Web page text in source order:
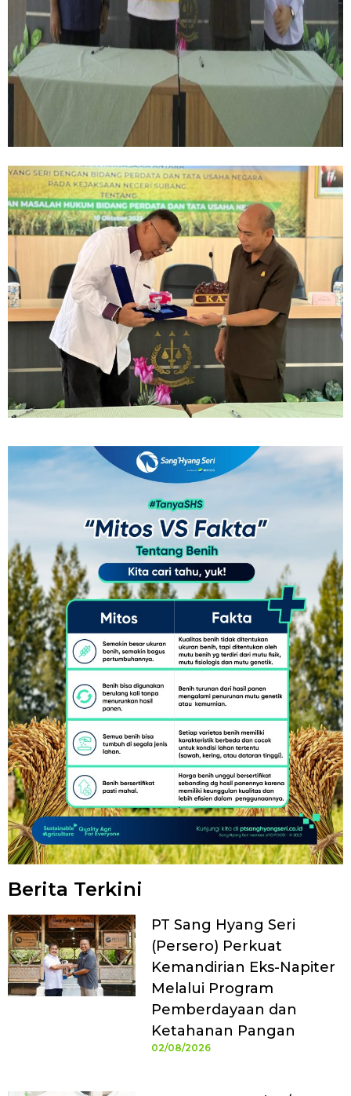
Berita Terkini
PT Sang Hyang Seri
(Persero) Perkuat
Kemandirian Eks-Napiter
Melalui Program
Pemberdayaan dan
Ketahanan Pangan
02/08/2026